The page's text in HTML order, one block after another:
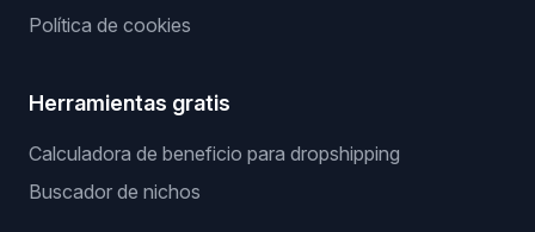
Política de cookies
Herramientas gratis
Calculadora de beneficio para dropshipping
Buscador de nichos